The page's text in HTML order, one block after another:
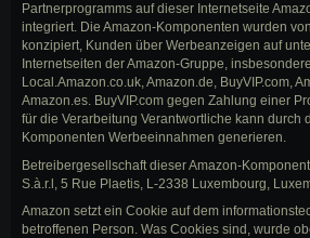
Partnerprogramms auf dieser Internetseite
integriert. Die Amazon-Komponenten wurden
konzipiert, Kunden über Werbeanzeigen auf
Internetseiten der Amazon-Gruppe,
Local.Amazon.co.uk, Amazon.de, BuyVIP.com,
Amazon.es. BuyVIP.com gegen Zahlung einer
für die Verarbeitung Verantwortliche kann durch
Komponenten Werbeeinnahmen generieren.
Betreibergesellschaft dieser Amazon-
S.à.r.l, 5 Rue Plaetis, L-2338 Luxembourg,
Amazon setzt ein Cookie auf dem
betroffenen Person. Was Cookies sind, wurde